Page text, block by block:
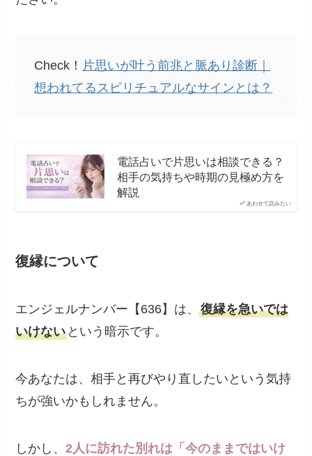
Check！ 片思いが叶う前兆と脈あり診断｜
想われてるスピリチュアルなサインとは？
あわせて読みたい
電話占いで片思いは相談できる？
相手の気持ちや時期の見極め方を
解説
復縁について
エンジェルナンバー【636】は、復縁を急いでは
いけない という暗示です。
今あなたは、相手と再びやり直したいという気持
ちが強いかもしれません。
しかし、2人に訪れた別れは「今のままではいけ